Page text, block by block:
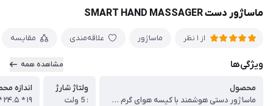
ماساژور دست SMART HAND MASSAGER
از 1 نظر ماساژور علاقه‌مندی مقایسه
ویژگی‌ها مشاهده همه
محصول
ماساژور دستی هوشمند با کیسه هوای گرم فشرده
ولتاژ شارژ
: 5 ولت
اندازه
۱۹ * ۲۴.۵ * ۱۰ سانتی‌متر